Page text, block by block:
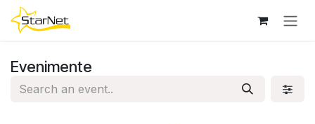
Sari la conținut
Evenimente